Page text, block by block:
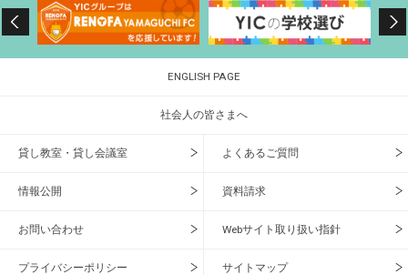
ENGLISH PAGE
社会人の皆さまへ
貸し教室・貸し会議室 よくあるご質問
情報公開 資料請求
お問い合わせ Webサイト取り扱い指針
プライバシーポリシー サイトマップ